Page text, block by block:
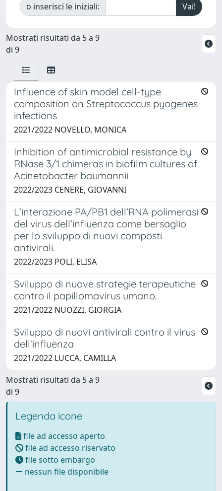
o inserisci le iniziali:
Mostrati risultati da 5 a 9
di 9
Influence of skin model cell-type
composition on Streptococcus pyogenes
infections
2021/2022 NOVELLO, MONICA
Inhibition of antimicrobial resistance by
RNase 3/1 chimeras in biofilm cultures of
Acinetobacter baumannii
2022/2023 CENERE, GIOVANNI
L’interazione PA/PB1 dell’RNA polimerasi
del virus dell’influenza come bersaglio
per lo sviluppo di nuovi composti
antivirali.
2022/2023 POLI, ELISA
Sviluppo di nuove strategie terapeutiche
contro il papillomavirus umano.
2021/2022 NUOZZI, GIORGIA
Sviluppo di nuovi antivirali contro il virus
dell'influenza
2021/2022 LUCCA, CAMILLA
Mostrati risultati da 5 a 9
di 9
Legenda icone
file ad accesso aperto
file ad accesso riservato
file sotto embargo
nessun file disponibile